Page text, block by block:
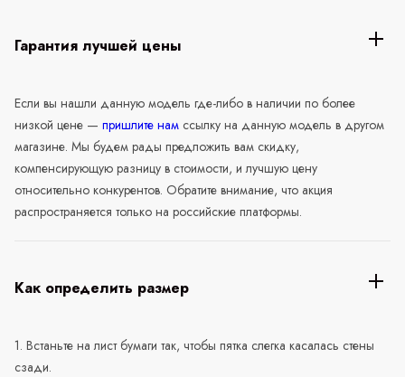
Гарантия лучшей цены
Если вы нашли данную модель где-либо в наличии по более
низкой цене — пришлите нам ссылку на данную модель в другом
магазине. Мы будем рады предложить вам скидку,
компенсирующую разницу в стоимости, и лучшую цену
относительно конкурентов. Обратите внимание, что акция
распространяется только на российские платформы.
Как определить размер
1. Встаньте на лист бумаги так, чтобы пятка слегка касалась стены
сзади.